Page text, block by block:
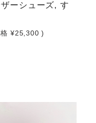
ーシューズ, す
¥25,300 )